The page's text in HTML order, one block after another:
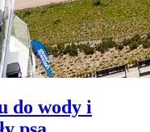
do wody i